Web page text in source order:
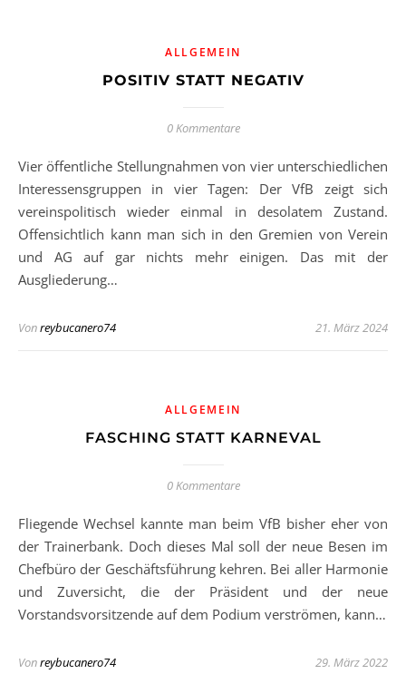
ALLGEMEIN
POSITIV STATT NEGATIV
0 Kommentare
Vier öffentliche Stellungnahmen von vier unterschiedlichen
Interessensgruppen in vier Tagen: Der VfB zeigt sich
vereinspolitisch wieder einmal in desolatem Zustand.
Offensichtlich kann man sich in den Gremien von Verein
und AG auf gar nichts mehr einigen. Das mit der
Ausgliederung…
Vonreybucanero74 21. März 2024
ALLGEMEIN
FASCHING STATT KARNEVAL
0 Kommentare
Fliegende Wechsel kannte man beim VfB bisher eher von
der Trainerbank. Doch dieses Mal soll der neue Besen im
Chefbüro der Geschäftsführung kehren. Bei aller Harmonie
und Zuversicht, die der Präsident und der neue
Vorstandsvorsitzende auf dem Podium verströmen, kann…
Vonreybucanero74 29. März 2022